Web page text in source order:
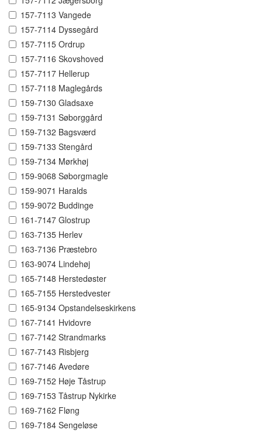
157-7113 Vangede
157-7114 Dyssegård
157-7115 Ordrup
157-7116 Skovshoved
157-7117 Hellerup
157-7118 Maglegårds
159-7130 Gladsaxe
159-7131 Søborggård
159-7132 Bagsværd
159-7133 Stengård
159-7134 Mørkhøj
159-9068 Søborgmagle
159-9071 Haralds
159-9072 Buddinge
161-7147 Glostrup
163-7135 Herlev
163-7136 Præstebro
163-9074 Lindehøj
165-7148 Herstedøster
165-7155 Herstedvester
165-9134 Opstandelseskirkens
167-7141 Hvidovre
167-7142 Strandmarks
167-7143 Risbjerg
167-7146 Avedøre
169-7152 Høje Tåstrup
169-7153 Tåstrup Nykirke
169-7162 Fløng
169-7184 Sengeløse